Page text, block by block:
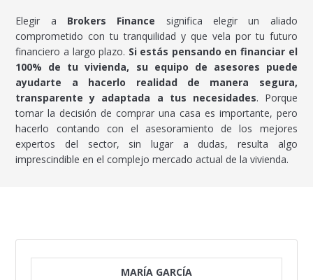
Elegir a Brokers Finance significa elegir un aliado
comprometido con tu tranquilidad y que vela por tu futuro
financiero a largo plazo. Si estás pensando en financiar el
100% de tu vivienda, su equipo de asesores puede
ayudarte a hacerlo realidad de manera segura,
transparente y adaptada a tus necesidades. Porque
tomar la decisión de comprar una casa es importante, pero
hacerlo contando con el asesoramiento de los mejores
expertos del sector, sin lugar a dudas, resulta algo
imprescindible en el complejo mercado actual de la vivienda.
MARÍA GARCÍA